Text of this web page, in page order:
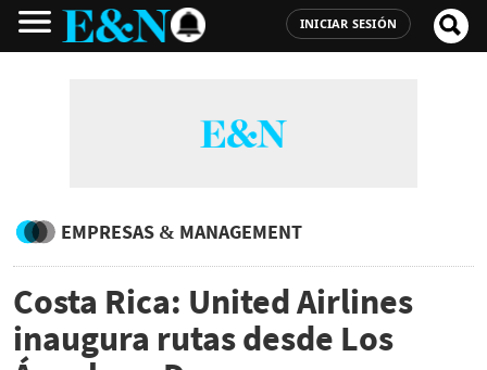
INICIAR SESIÓN
EMPRESAS & MANAGEMENT
Costa Rica: United Airlines
inaugura rutas desde Los